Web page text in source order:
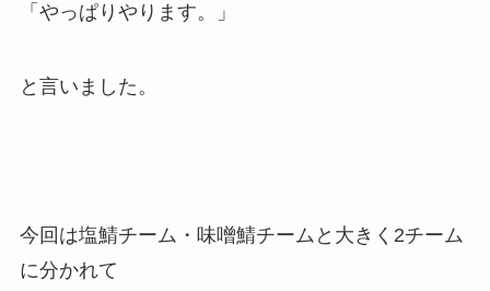
「やっぱりやります。」
と言いました。
今回は塩鯖チーム・味噌鯖チームと大きく2チーム
に分かれて